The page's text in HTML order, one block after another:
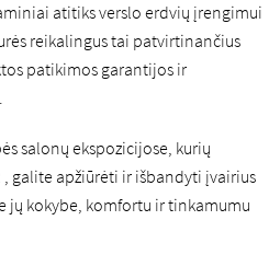
atitiks verslo erdvių įrengimui
reikalingus tai patvirtinančius
patikimos garantijos ir
salonų ekspozicijose, kurių
galite apžiūrėti ir išbandyti įvairius
jų kokybe, komfortu ir tinkamumu